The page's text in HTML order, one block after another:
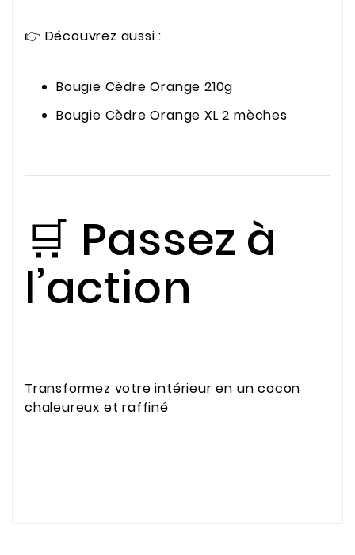
👉 Découvrez aussi :
Bougie Cèdre Orange 210g
Bougie Cèdre Orange XL 2 mèches
🛒 Passez à
l’action
Transformez votre intérieur en un cocon
chaleureux et raffiné